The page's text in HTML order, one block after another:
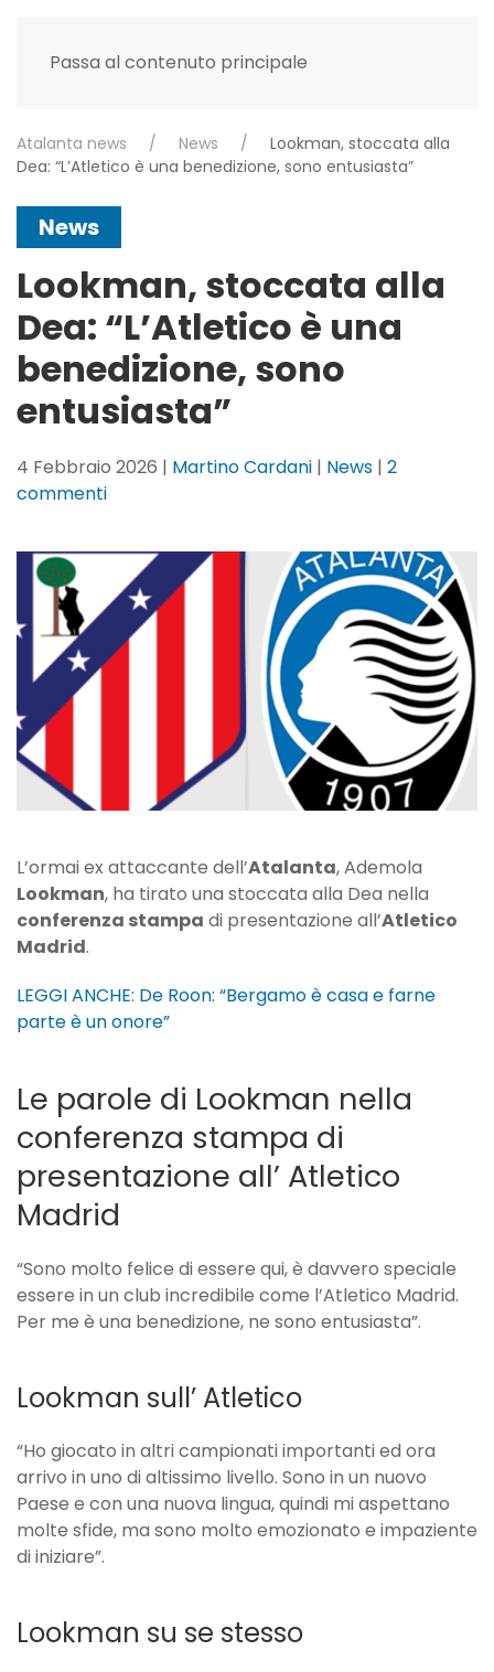
Passa al contenuto principale
Atalanta news News
Lookman, stoccata alla
Dea: “L’Atletico è una benedizione, sono entusiasta”
News
Lookman, stoccata alla
Dea: “L’Atletico è una
benedizione, sono
entusiasta”
4 Febbraio 2026 | Martino Cardani | News | 2
commentisu
stoccata
alla
Dea:
“L’Atletico
è
L’ormai ex attaccante dell’Atalanta, Ademola
Lookman, ha tirato una stoccata alla Dea nella
conferenza stampa di presentazione all’Atletico
Madrid.
LEGGI ANCHE: De Roon: “Bergamo è casa e farne
parte è un onore”
Le parole di Lookman nella
conferenza stampa di
presentazione all’ Atletico
Madrid
“Sono molto felice di essere qui, è davvero speciale
essere in un club incredibile come l’Atletico Madrid.
Per me è una benedizione, ne sono entusiasta”.
Lookman sull’ Atletico
“Ho giocato in altri campionati importanti ed ora
arrivo in uno di altissimo livello. Sono in un nuovo
Paese e con una nuova lingua, quindi mi aspettano
molte sfide, ma sono molto emozionato e impaziente
di iniziare”.
Lookman su se stesso